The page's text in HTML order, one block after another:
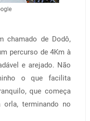
chamado de Dodô,
percurso de 4Km à
e arejado. Não
o que facilita
que começa
terminando no